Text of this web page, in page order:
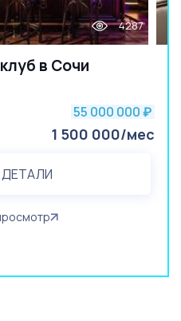
в Сочи
4287
55 000 000 ₽
1 500 000/мес
ДЕТАЛИ